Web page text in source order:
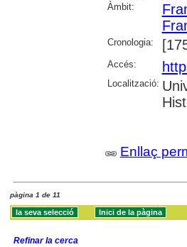
Àmbit:
Cronologia:
Accés:
Localització:
Enllaç
pàgina 1 de 11
Refinar la cerca